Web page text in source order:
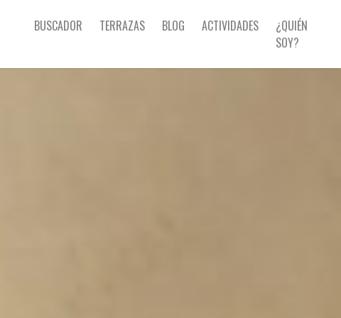
BUSCADOR TERRAZAS BLOG ACTIVIDADES
¿QUIÉN
SOY?